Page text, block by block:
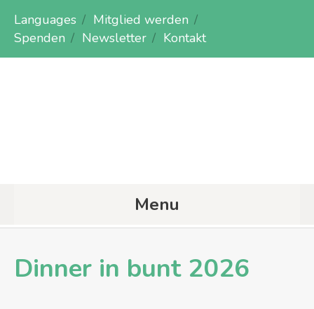
Languages
Mitglied werden
Spenden
Newsletter Kontakt
Menu
Dinner in bunt 2026